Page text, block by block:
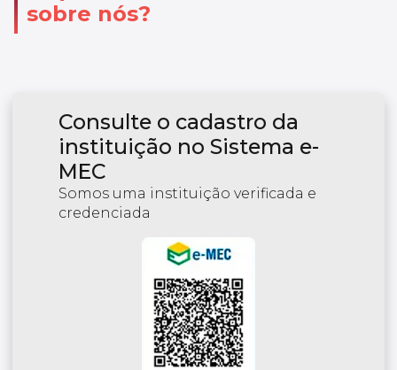
sobre nós?
Consulte o cadastro da
instituição no Sistema e-
MEC
Somos uma instituição verificada e
credenciada